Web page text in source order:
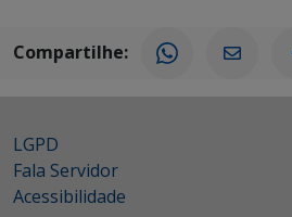
Compartilhe:
LGPD
Fala Servidor
Acessibilidade